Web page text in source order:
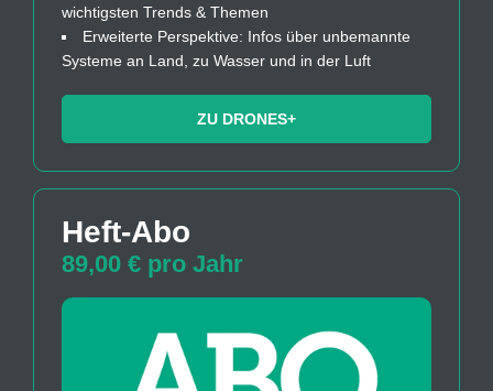
wichtigsten Trends & Themen
Erweiterte Perspektive: Infos über unbemannte
Systeme an Land, zu Wasser und in der Luft
ZU DRONES+
Heft-Abo
89,00 € pro Jahr